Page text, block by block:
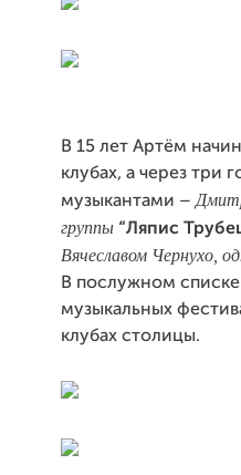
В 15 лет Артём
клубах, а через три
музыкантами –
группы “Ляпис
Вячеславом Чернухо,
В послужном списке
музыкальных
клубах столицы.